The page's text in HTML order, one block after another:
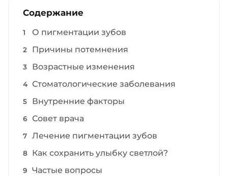
Содержание
О пигментации зубов
Причины потемнения
Возрастные изменения
Стоматологические заболевания
Внутренние факторы
Совет врача
Лечение пигментации зубов
Как сохранить улыбку светлой?
Частые вопросы